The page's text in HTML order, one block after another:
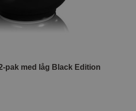
pak med låg Black Edition